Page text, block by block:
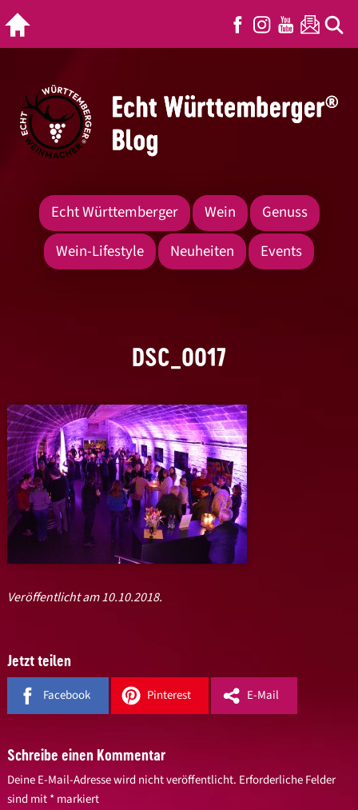
Echt Württemberger Wein
Genuss
Wein-Lifestyle
Neuheiten Events
DSC_0017
Veröffentlicht am 10.10.2018.
Jetzt teilen
Facebook Pinterest E-Mail
Schreibe einen Kommentar
Deine E-Mail-Adresse wird nicht veröffentlicht. Erforderliche Felder
sind mit*markiert